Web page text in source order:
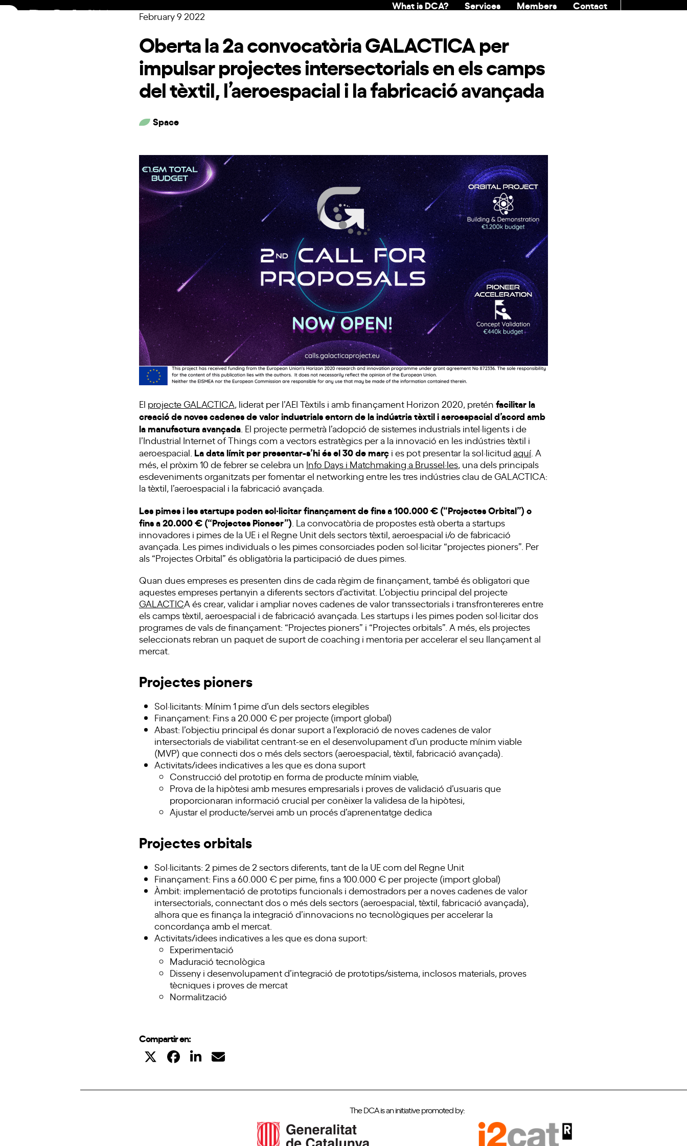
Skip
What is DCA? Services Members
Contact
February 9 2022
Oberta la 2a convocatòria GALACTICA per
impulsar projectes intersectorials en els camps
del tèxtil, l’aeroespacial i la fabricació avançada
Space
El projecte GALACTICA, liderat per l’AEI Tèxtils i amb finançament Horizon 2020, pretén facilitar la
creació de noves cadenes de valor industrials entorn de la indústria tèxtil i aeroespacial d’acord amb
la manufactura avançada . El projecte permetrà l’adopció de sistemes industrials intel·ligents i de
l’Industrial Internet of Things com a vectors estratègics per a la innovació en les indústries tèxtil i
aeroespacial. La data límit per presentar-s’hi és el 30 de març i es pot presentar la sol·licitud aquí . A
més, el pròxim 10 de febrer se celebra un Info Days i Matchmaking a Brussel·les, una dels principals
esdeveniments organitzats per fomentar el networking entre les tres indústries clau de GALACTICA:
la tèxtil, l’aeroespacial i la fabricació avançada.
Les pimes i les startups poden sol·licitar finançament de fins a 100.000 € (“Projectes Orbital”) o
fins a 20.000 € (“Projectes Pioneer”) . La convocatòria de propostes està oberta a startups
innovadores i pimes de la UE i el Regne Unit dels sectors tèxtil, aeroespacial i/o de fabricació
avançada. Les pimes individuals o les pimes consorciades poden sol·licitar “projectes pioners”. Per
als “Projectes Orbital” és obligatòria la participació de dues pimes.
Quan dues empreses es presenten dins de cada règim de finançament, també és obligatori que
aquestes empreses pertanyin a diferents sectors d’activitat. L’objectiu principal del projecte
GALACTICA és crear, validar i ampliar noves cadenes de valor transsectorials i transfrontereres entre
els camps tèxtil, aeroespacial i de fabricació avançada. Les startups i les pimes poden sol·licitar dos
programes de vals de finançament: “Projectes pioners” i “Projectes orbitals”. A més, els projectes
seleccionats rebran un paquet de suport de coaching i mentoria per accelerar el seu llançament al
mercat.
Projectes pioners
Sol·licitants: Mínim 1 pime d’un dels sectors elegibles
Finançament: Fins a 20.000 € per projecte (import global)
Abast: l’objectiu principal és donar suport a l’exploració de noves cadenes de valor
intersectorials de viabilitat centrant-se en el desenvolupament d’un producte mínim viable
(MVP) que connecti dos o més dels sectors (aeroespacial, tèxtil, fabricació avançada).
Activitats/idees indicatives a les que es dona suport
Construcció del prototip en forma de producte mínim viable,
Prova de la hipòtesi amb mesures empresarials i proves de validació d’usuaris que
proporcionaran informació crucial per conèixer la validesa de la hipòtesi,
Ajustar el producte/servei amb un procés d’aprenentatge dedica
Projectes orbitals
Sol·licitants: 2 pimes de 2 sectors diferents, tant de la UE com del Regne Unit
Finançament: Fins a 60.000 € per pime, fins a 100.000 € per projecte (import global)
Àmbit: implementació de prototips funcionals i demostradors per a noves cadenes de valor
intersectorials, connectant dos o més dels sectors (aeroespacial, tèxtil, fabricació avançada),
alhora que es finança la integració d’innovacions no tecnològiques per accelerar la
concordança amb el mercat.
Activitats/idees indicatives a les que es dona suport:
Experimentació
Maduració tecnològica
Disseny i desenvolupament d’integració de prototips/sistema, inclosos materials, proves
tècniques i proves de mercat
Normalització
Compartir en:
The DCA is an initiative promoted by: